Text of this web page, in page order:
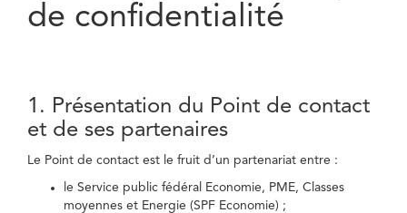
de confidentialité
1. Présentation du Point de contact
et de ses partenaires
Le Point de contact est le fruit d’un partenariat entre :
le Service public fédéral Economie, PME, Classes
moyennes et Energie (SPF Economie) ;